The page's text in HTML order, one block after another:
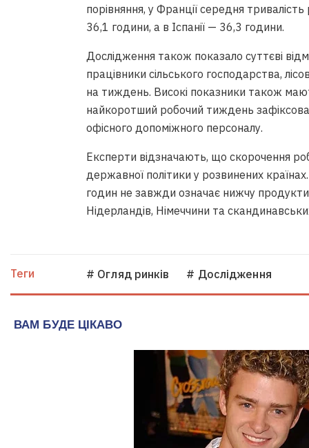
порівняння, у Франції середня
36,1 години, а в Іспанії — 36,3 години.
Дослідження також показало суттєві
працівники сільського господарства,
на тиждень. Високі показники також
найкоротший робочий тиждень
офісного допоміжного персоналу.
Експерти відзначають, що скорочення
державної політики у розвинених
годин не завжди означає нижчу
Нідерландів, Німеччини та
Теги # Огляд ринків # Дослідження